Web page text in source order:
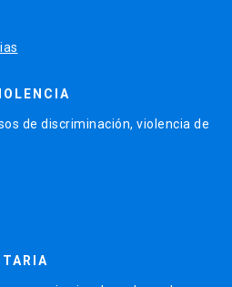
de discriminación, violencia de